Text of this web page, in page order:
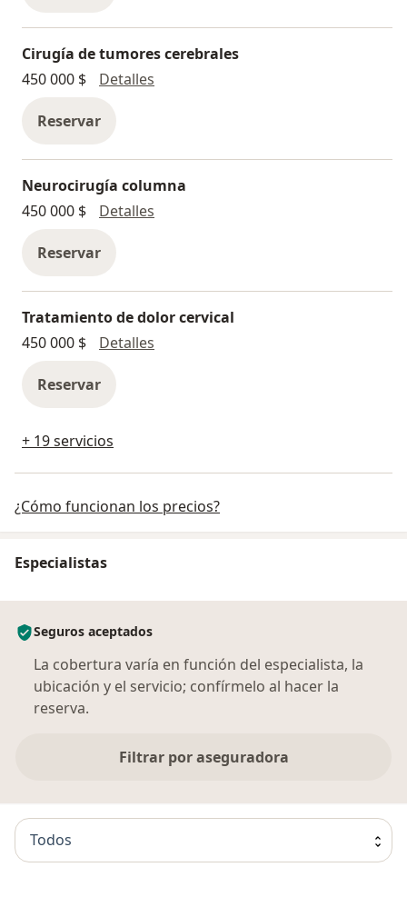
Cirugía de tumores cerebrales
450 000 $
Detalles
Reservar
Neurocirugía columna
450 000 $
Detalles
Reservar
Tratamiento de dolor cervical
450 000 $
Detalles
Reservar
+ 19 servicios
¿Cómo funcionan los precios?
Especialistas
Seguros aceptados
La cobertura varía en función del especialista, la
ubicación y el servicio; confírmelo al hacer la
reserva.
Filtrar por aseguradora
Todos